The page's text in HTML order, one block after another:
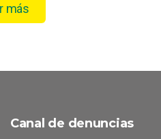
más
Canal de denuncias